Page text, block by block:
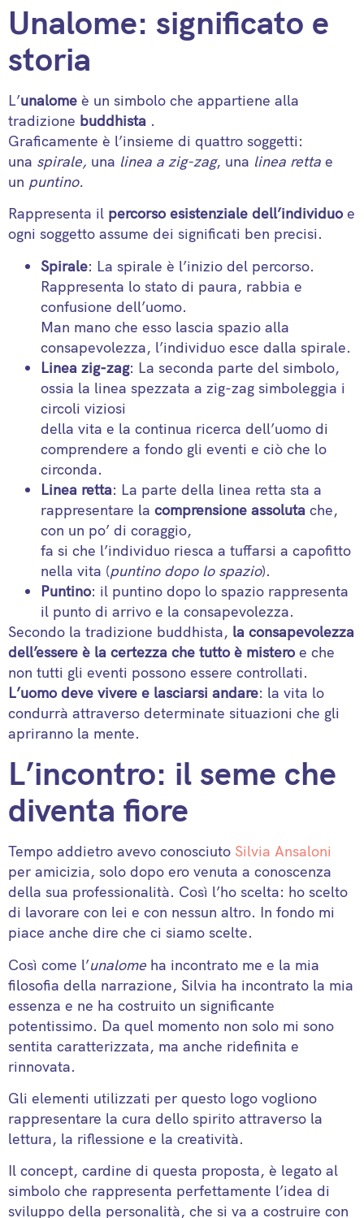
Unalome: significato e
storia
L’unalome è un simbolo che appartiene alla
tradizione buddhista .
Graficamente è l’insieme di quattro soggetti:
una spirale, una linea a zig-zag, una linea retta e
un puntino.
Rappresenta il percorso esistenziale dell’individuo e
ogni soggetto assume dei significati ben precisi.
Spirale: La spirale è l’inizio del percorso.
Rappresenta lo stato di paura, rabbia e
confusione dell’uomo.
Man mano che esso lascia spazio alla
consapevolezza, l’individuo esce dalla spirale.
Linea zig-zag: La seconda parte del simbolo,
ossia la linea spezzata a zig-zag simboleggia i
circoli viziosi
della vita e la continua ricerca dell’uomo di
comprendere a fondo gli eventi e ciò che lo
circonda.
Linea retta: La parte della linea retta sta a
rappresentare la comprensione assoluta che,
con un po’ di coraggio,
fa si che l’individuo riesca a tuffarsi a capofitto
nella vita (puntino dopo lo spazio).
Puntino: il puntino dopo lo spazio rappresenta
il punto di arrivo e la consapevolezza.
Secondo la tradizione buddhista, la consapevolezza
dell’essere è la certezza che tutto è mistero e che
non tutti gli eventi possono essere controllati.
L’uomo deve vivere e lasciarsi andare: la vita lo
condurrà attraverso determinate situazioni che gli
apriranno la mente.
L’incontro: il seme che
diventa fiore
Tempo addietro avevo conosciuto Silvia Ansaloni
per amicizia, solo dopo ero venuta a conoscenza
della sua professionalità. Così l’ho scelta: ho scelto
di lavorare con lei e con nessun altro. In fondo mi
piace anche dire che ci siamo scelte.
Così come l’unalome ha incontrato me e la mia
filosofia della narrazione, Silvia ha incontrato la mia
essenza e ne ha costruito un significante
potentissimo. Da quel momento non solo mi sono
sentita caratterizzata, ma anche ridefinita e
rinnovata.
Gli elementi utilizzati per questo logo vogliono
rappresentare la cura dello spirito attraverso la
lettura, la riflessione e la creatività.
Il concept, cardine di questa proposta, è legato al
simbolo che rappresenta perfettamente l’idea di
sviluppo della personalità, che si va a costruire con